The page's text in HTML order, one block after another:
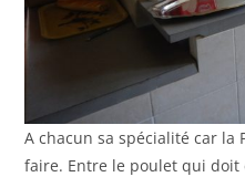
A chacun sa spécialité car la
faire. Entre le poulet qui